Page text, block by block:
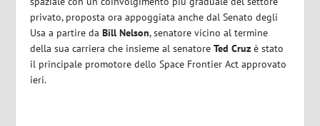
privato, proposta ora appoggiata anche dal Senato degli
Usa a partire daBill Nelson, senatore vicino al termine
della sua carriera che insieme al senatoreTed Cruz è stato
il principale promotore dello Space Frontier Act approvato
ieri.